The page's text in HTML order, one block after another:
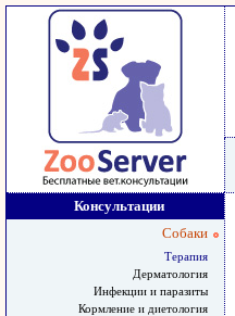
Консультации
Собаки
Терапия
Дерматология
Инфекции и паразиты
Кормление и диетология